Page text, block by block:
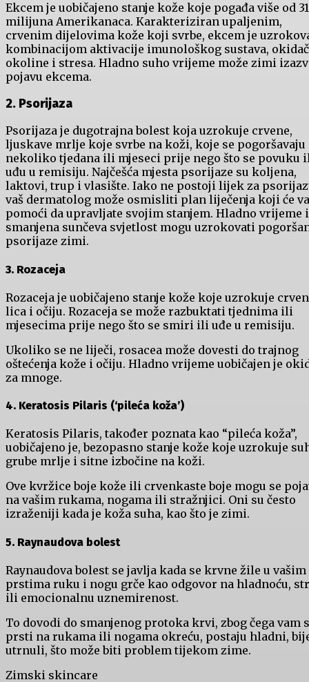
Ekcem je uobičajeno stanje kože koje pogađa više od 31
milijuna Amerikanaca. Karakteriziran upaljenim,
crvenim dijelovima kože koji svrbe, ekcem je
kombinacijom aktivacije imunološkog sustava,
okoline i stresa. Hladno suho vrijeme može zimi
pojavu ekcema.
2. Psorijaza
Psorijaza je dugotrajna bolest koja uzrokuje crvene,
ljuskave mrlje koje svrbe na koži, koje se pogoršavaju
nekoliko tjedana ili mjeseci prije nego što se povuku
uđu u remisiju. Najčešća mjesta psorijaze su koljena,
laktovi, trup i vlasište. Iako ne postoji lijek za
vaš dermatolog može osmisliti plan liječenja koji će
pomoći da upravljate svojim stanjem. Hladno vrijeme i
smanjena sunčeva svjetlost mogu uzrokovati
psorijaze zimi.
3. Rozaceja
Rozaceja je uobičajeno stanje kože koje uzrokuje
lica i očiju. Rozaceja se može razbuktati tjednima ili
mjesecima prije nego što se smiri ili uđe u remisiju.
Ukoliko se ne liječi, rosacea može dovesti do trajnog
oštećenja kože i očiju. Hladno vrijeme uobičajen je
za mnoge.
4. Keratosis Pilaris (‘pileća koža’)
Keratosis Pilaris, također poznata kao “pileća koža”,
uobičajeno je, bezopasno stanje kože koje uzrokuje
grube mrlje i sitne izbočine na koži.
Ove kvržice boje kože ili crvenkaste boje mogu se
na vašim rukama, nogama ili stražnjici. Oni su često
izraženiji kada je koža suha, kao što je zimi.
5. Raynaudova bolest
Raynaudova bolest se javlja kada se krvne žile u vašim
prstima ruku i nogu grče kao odgovor na hladnoću,
ili emocionalnu uznemirenost.
To dovodi do smanjenog protoka krvi, zbog čega vam
prsti na rukama ili nogama okreću, postaju hladni,
utrnuli, što može biti problem tijekom zime.
Zimski skincare